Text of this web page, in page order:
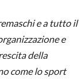
e a tutto il
e
della
come lo sport